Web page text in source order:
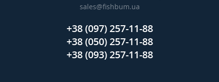
sales@fishbum.ua
+38 (097) 257-11-88
+38 (050) 257-11-88
+38 (093) 257-11-88